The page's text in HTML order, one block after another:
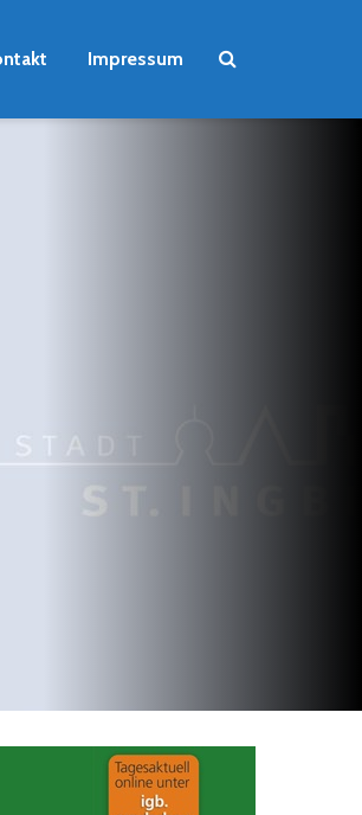
Impressum